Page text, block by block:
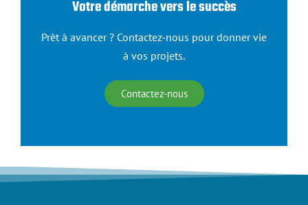
Votre démarche vers le succès
Prêt à avancer ? Contactez-nous pour donner vie
à vos projets.
Contactez-nous